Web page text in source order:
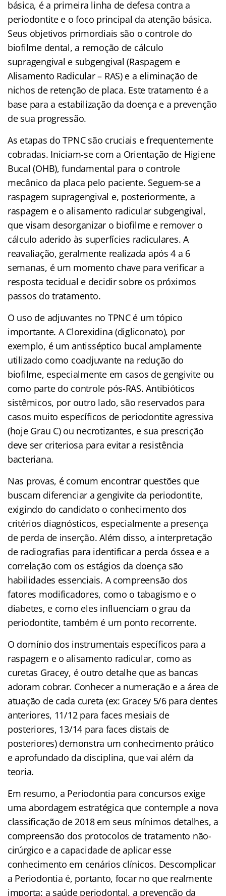
básica, é a primeira linha de defesa contra a
periodontite e o foco principal da atenção básica.
Seus objetivos primordiais são o controle do
biofilme dental, a remoção de cálculo
supragengival e subgengival (Raspagem e
Alisamento Radicular – RAS) e a eliminação de
nichos de retenção de placa. Este tratamento é a
base para a estabilização da doença e a prevenção
de sua progressão.
As etapas do TPNC são cruciais e frequentemente
cobradas. Iniciam-se com a Orientação de Higiene
Bucal (OHB), fundamental para o controle
mecânico da placa pelo paciente. Seguem-se a
raspagem supragengival e, posteriormente, a
raspagem e o alisamento radicular subgengival,
que visam desorganizar o biofilme e remover o
cálculo aderido às superfícies radiculares. A
reavaliação, geralmente realizada após 4 a 6
semanas, é um momento chave para verificar a
resposta tecidual e decidir sobre os próximos
passos do tratamento.
O uso de adjuvantes no TPNC é um tópico
importante. A Clorexidina (digliconato), por
exemplo, é um antisséptico bucal amplamente
utilizado como coadjuvante na redução do
biofilme, especialmente em casos de gengivite ou
como parte do controle pós-RAS. Antibióticos
sistêmicos, por outro lado, são reservados para
casos muito específicos de periodontite agressiva
(hoje Grau C) ou necrotizantes, e sua prescrição
deve ser criteriosa para evitar a resistência
bacteriana.
Nas provas, é comum encontrar questões que
buscam diferenciar a gengivite da periodontite,
exigindo do candidato o conhecimento dos
critérios diagnósticos, especialmente a presença
de perda de inserção. Além disso, a interpretação
de radiografias para identificar a perda óssea e a
correlação com os estágios da doença são
habilidades essenciais. A compreensão dos
fatores modificadores, como o tabagismo e o
diabetes, e como eles influenciam o grau da
periodontite, também é um ponto recorrente.
O domínio dos instrumentais específicos para a
raspagem e o alisamento radicular, como as
curetas Gracey, é outro detalhe que as bancas
adoram cobrar. Conhecer a numeração e a área de
atuação de cada cureta (ex: Gracey 5/6 para dentes
anteriores, 11/12 para faces mesiais de
posteriores, 13/14 para faces distais de
posteriores) demonstra um conhecimento prático
e aprofundado da disciplina, que vai além da
teoria.
Em resumo, a Periodontia para concursos exige
uma abordagem estratégica que contemple a nova
classificação de 2018 em seus mínimos detalhes, a
compreensão dos protocolos de tratamento não-
cirúrgico e a capacidade de aplicar esse
conhecimento em cenários clínicos. Descomplicar
a Periodontia é, portanto, focar no que realmente
importa: a saúde periodontal, a prevenção da